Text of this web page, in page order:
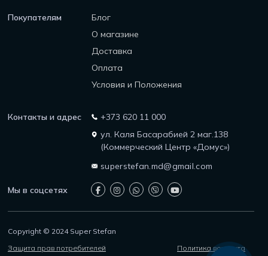
Покупателям
Блог
О магазине
Доставка
Оплата
Условия и Положения
Контакты и адрес
+373 620 11 000
ул. Каля Басарабией 2 маг.138
(Коммерческий Центр «Домус»)
superstefan.md@gmail.com
Мы в соцсетях
Copyright © 2024 Super Stefan
Защита прав потребителей
Политика возврата